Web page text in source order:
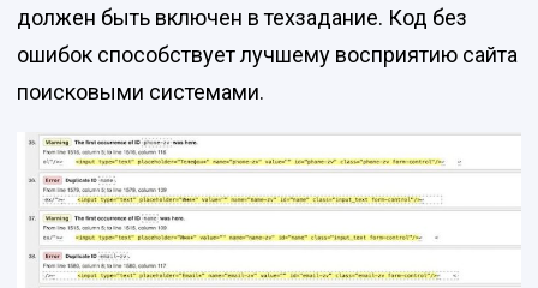
должен быть включен в техзадание. Код без
ошибок способствует лучшему восприятию сайта
поисковыми системами.